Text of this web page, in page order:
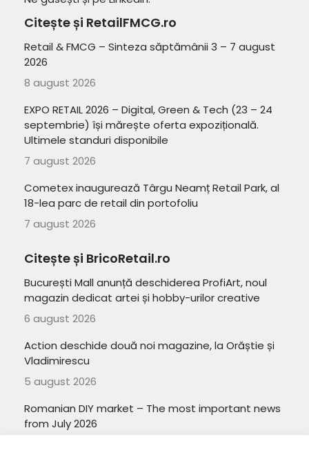
Citește și RetailFMCG.ro
Retail & FMCG – Sinteza săptămânii 3 – 7 august
2026
8 august 2026
EXPO RETAIL 2026 – Digital, Green & Tech (23 – 24
septembrie) își mărește oferta expozițională.
Ultimele standuri disponibile
7 august 2026
Cometex inaugurează Târgu Neamț Retail Park, al
18-lea parc de retail din portofoliu
7 august 2026
Citește și BricoRetail.ro
București Mall anunță deschiderea ProfiArt, noul
magazin dedicat artei și hobby-urilor creative
6 august 2026
Action deschide două noi magazine, la Orăștie și
Vladimirescu
5 august 2026
Romanian DIY market – The most important news
from July 2026